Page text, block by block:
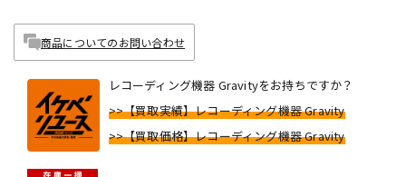
商品についてのお問い合わせ
レコーディング機器 Gravityをお持ちですか？
>>【買取実績】レコーディング機器 Gravity
>>【買取価格】レコーディング機器 Gravity